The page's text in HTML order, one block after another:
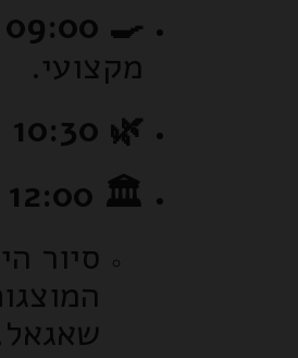
🍳 09:00
מקצועי.
🌿 10:30
🏛️ 12:00
סיור